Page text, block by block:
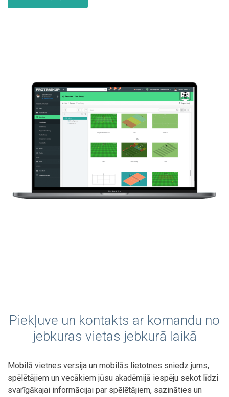
Piekļuve un kontakts ar komandu no
jebkuras vietas jebkurā laikā
Mobilā vietnes versija un mobilās lietotnes sniedz jums,
spēlētājiem un vecākiem jūsu akadēmijā iespēju sekot līdzi
svarīgākajai informācijai par spēlētājiem, sazināties un